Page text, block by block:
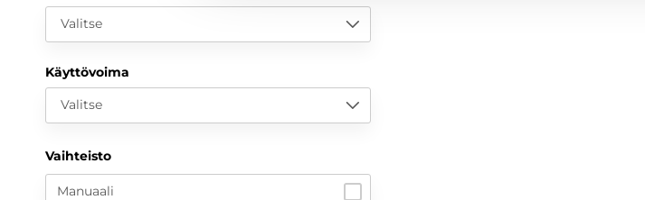
Valitse
Käyttövoima
Valitse
Vaihteisto
Manuaali